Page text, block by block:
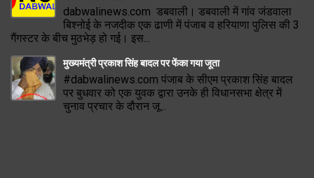
dabwalinews.com डबवाली। डबवाली में गांव जंडवाला
बिश्नोई के नजदीक एक ढाणी में पंजाब व हरियाणा पुलिस की 3
गैंगस्टर के बीच मुठभेड़ हो गई। इस...
मुख्यमंत्री प्रकाश सिंह बादल पर फेंका गया जूता
#dabwalinews.com पंजाब के सीएम प्रकाश सिंह बादल
पर बुधवार को एक युवक द्वारा उनके ही विधानसभा क्षेत्र में
चुनाव प्रचार के दौरान जू...